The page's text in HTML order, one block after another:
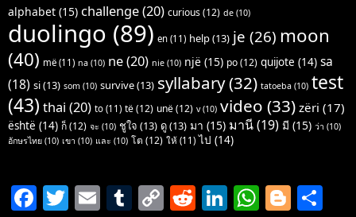
alphabet (15) challenge(20) curious(12) de (10)
duolingo (89) en (11) help(13) je (26) moon
(40) më (11) na (10) ne(20) nie (10) një (15) po(12) quijote (14) sa
(18) si(13) som (10) survive(13) syllabary(32) tatoeba (10) test
(43) thai (20) to (11) të(12) unë(12) v(10) video (33) zëri (17)
është (14) ก็(12) จะ (10) ชูใจ (13) ดู(13) มา (15) มานี(19) มี (15) ว่า (10)
อักษรไทย (10) เขา (10) และ (10) โต (12) ให้ (11) ไป (14)
F T E T C R Li W Bl